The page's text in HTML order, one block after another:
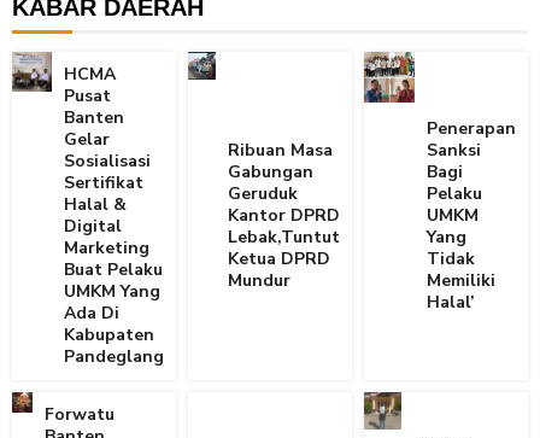
KABAR DAERAH
HCMA
Pusat
Banten
Gelar
Sosialisasi
Sertifikat
Halal &
Digital
Marketing
Buat Pelaku
UMKM Yang
Ada Di
Kabupaten
Pandeglang
Ribuan Masa
Gabungan
Geruduk
Kantor DPRD
Lebak,Tuntut
Ketua DPRD
Mundur
Penerapan
Sanksi
Bagi
Pelaku
UMKM
Yang
Tidak
Memiliki
Halal’
Forwatu